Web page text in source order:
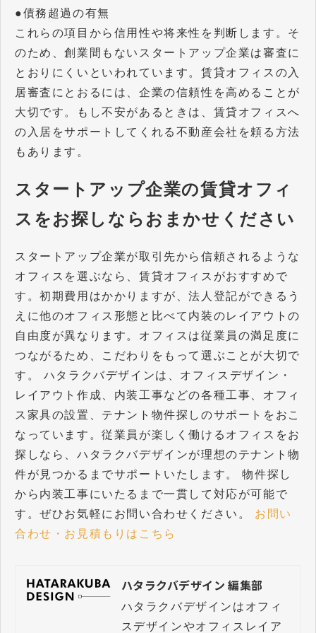
●債務超過の有無
これらの項目から信用性や将来性を判断します。そ
のため、創業間もないスタートアップ企業は審査に
とおりにくいといわれています。賃貸オフィスの入
居審査にとおるには、企業の信頼性を高めることが
大切です。もし不安があるときは、賃貸オフィスへ
の入居をサポートしてくれる不動産会社を頼る方法
もあります。
スタートアップ企業の賃貸オフィ
スをお探しならおまかせください
スタートアップ企業が取引先から信頼されるような
オフィスを選ぶなら、賃貸オフィスがおすすめで
す。初期費用はかかりますが、法人登記ができるう
えに他のオフィス形態と比べて内装のレイアウトの
自由度が異なります。オフィスは従業員の満足度に
つながるため、こだわりをもって選ぶことが大切で
す。 ハタラクバデザインは、オフィスデザイン・
レイアウト作成、内装工事などの各種工事、オフィ
ス家具の設置、テナント物件探しのサポートをおこ
なっています。従業員が楽しく働けるオフィスをお
探しなら、ハタラクバデザインが理想のテナント物
件が見つかるまでサポートいたします。 物件探し
から内装工事にいたるまで一貫して対応が可能で
す。ぜひお気軽にお問い合わせください。 お問い
合わせ・お見積もりはこちら
ハタラクバデザイン 編集部
ハタラクバデザインはオフィ
スデザインやオフィスレイア